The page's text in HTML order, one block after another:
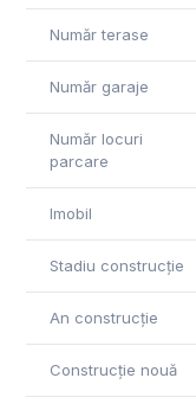
Număr terase
Număr garaje
Număr locuri
parcare
Imobil
Stadiu construcție
An construcție
Construcție nouă